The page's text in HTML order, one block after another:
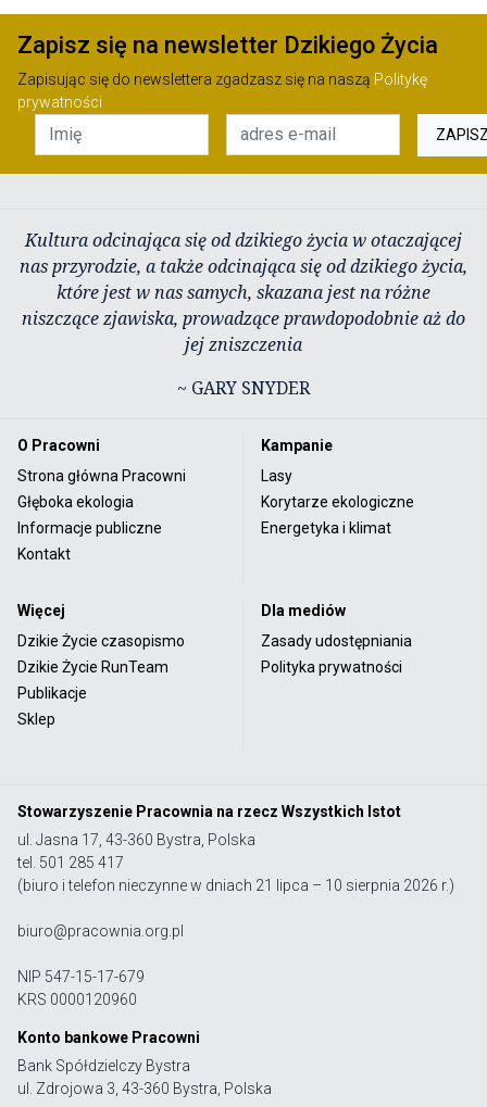
Zapisz się na newsletter Dzikiego Życia
Zapisując się do newslettera zgadzasz się na naszą Politykę
prywatności
Kultura odcinająca się od dzikiego życia w otaczającej
nas przyrodzie, a także odcinająca się od dzikiego życia,
które jest w nas samych, skazana jest na różne
niszczące zjawiska, prowadzące prawdopodobnie aż do
jej zniszczenia
~ GARY SNYDER
O Pracowni
Strona główna Pracowni
Głęboka ekologia
Informacje publiczne
Kontakt
Kampanie
Lasy
Korytarze ekologiczne
Energetyka i klimat
Więcej
Dzikie Życie czasopismo
Dzikie Życie RunTeam
Publikacje
Sklep
Dla mediów
Zasady udostępniania
Polityka prywatności
Stowarzyszenie Pracownia na rzecz Wszystkich Istot
ul. Jasna 17, 43-360 Bystra, Polska
tel. 501 285 417
(biuro i telefon nieczynne w dniach 21 lipca – 10 sierpnia 2026 r.)
biuro@pracownia.org.pl
NIP 547-15-17-679
KRS 0000120960
Konto bankowe Pracowni
Bank Spółdzielczy Bystra
ul. Zdrojowa 3, 43-360 Bystra, Polska